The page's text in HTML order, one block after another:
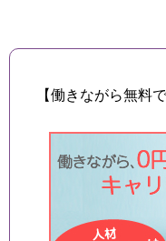
【働きながら無料